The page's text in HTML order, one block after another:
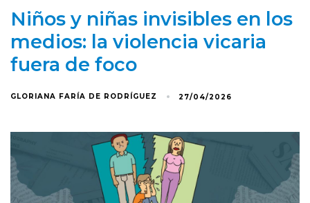
Niños y niñas invisibles en los
medios: la violencia vicaria
fuera de foco
GLORIANA FARÍA DE RODRÍGUEZ 27/04/2026